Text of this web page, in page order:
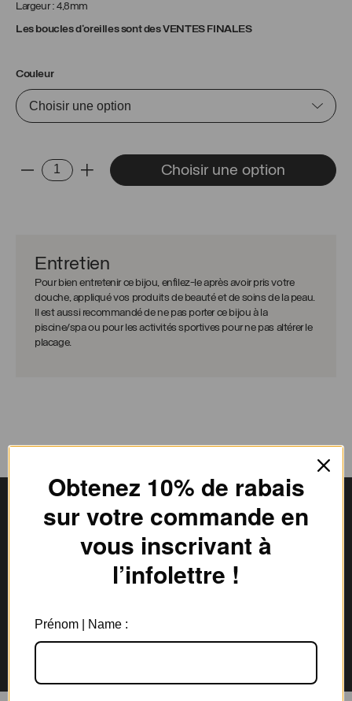
Largeur : 4,8mm
Les boucles d’oreilles sont des VENTES FINALES
Couleur
-
quantité
Choisir une option
Entretien
Pour bien entretenir ce bijou, enfilez-le après avoir pris votre
douche, appliqué vos produits de beauté et de soins de la peau.
Il est aussi recommandé de ne pas porter ce bijou à la
piscine/spa ou pour les activités sportives pour ne pas altérer le
placage.
Livraison gratuite
au Canada à partir de 150$
Expédition en
3 jours ouvrables
Garantie de 6 mois
Retours rapides en
Obtenez 10% de rabais
sur votre commande en
vous inscrivant à
l’infolettre !
Prénom | Name :